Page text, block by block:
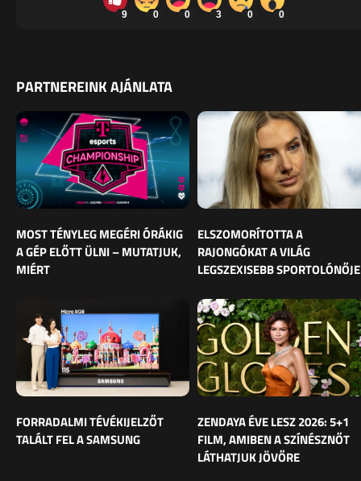
9 0 0 3 0 0
PARTNEREINK AJÁNLATA
MOST TÉNYLEG MEGÉRI ÓRÁKIG
A GÉP ELŐTT ÜLNI – MUTATJUK,
MIÉRT
ELSZOMORÍTOTTA A
RAJONGÓKAT A VILÁG
LEGSZEXISEBB SPORTOLÓNŐJE
FORRADALMI TÉVÉKIJELZŐT
TALÁLT FEL A SAMSUNG
ZENDAYA ÉVE LESZ 2026: 5+1
FILM, AMIBEN A SZÍNÉSZNŐT
LÁTHATJUK JÖVŐRE